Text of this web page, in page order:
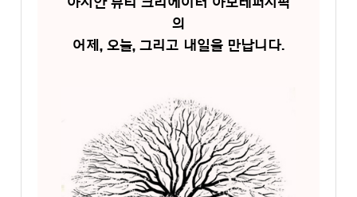
의
어제, 오늘, 그리고 내일을 만납니다.